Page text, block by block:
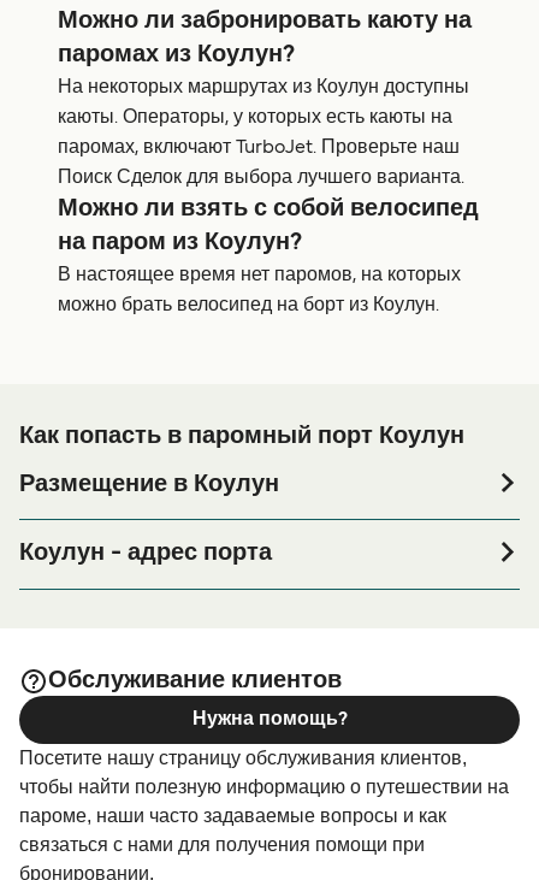
Можно ли забронировать каюту на
паромах из Коулун?
На некоторых маршрутах из Коулун доступны
каюты. Операторы, у которых есть каюты на
паромах, включают TurboJet. Проверьте наш
Поиск Сделок для выбора лучшего варианта.
Можно ли взять с собой велосипед
на паром из Коулун?
В настоящее время нет паромов, на которых
можно брать велосипед на борт из Коулун.
Как попасть в паромный порт Коулун
Размещение в Коулун
его окрестностях перед или после вашей поездки, или
если вы ищете вариант проживания на весь период
Коулун - адрес порта
Обслуживание клиентов
Посетите нашу страницу обслуживания клиентов,
чтобы найти полезную информацию о путешествии на
пароме, наши часто задаваемые вопросы и как
связаться с нами для получения помощи при
бронировании.
Нужна помощь?